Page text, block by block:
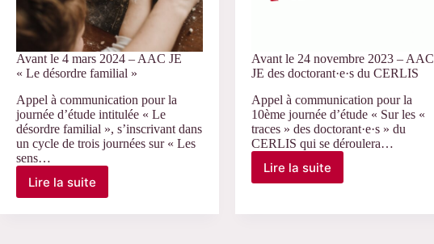
culturelles
et
Avant le 4 mars 2024 – AAC JE
« Le désordre familial »
Appel à communication pour la
journée d’étude intitulée « Le
désordre familial », s’inscrivant dans
un cycle de trois journées sur « Les
sens…
Lire la suite
Avant
Avant le 24 novembre 2023 – AAC
JE des doctorant·e·s du CERLIS
Appel à communication pour la
10ème journée d’étude « Sur les «
traces » des doctorant·e·s » du
CERLIS qui se déroulera…
Lire la suite
Avant